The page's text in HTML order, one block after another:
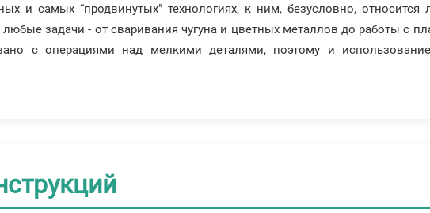
и самых “продвинутых” технологиях, к ним, безусловно, относится
задачи - от сваривания чугуна и цветных металлов до работы с
с операциями над мелкими деталями, поэтому и